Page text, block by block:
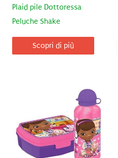
Plaid pile Dottoressa
Peluche Shake
Scopri di più